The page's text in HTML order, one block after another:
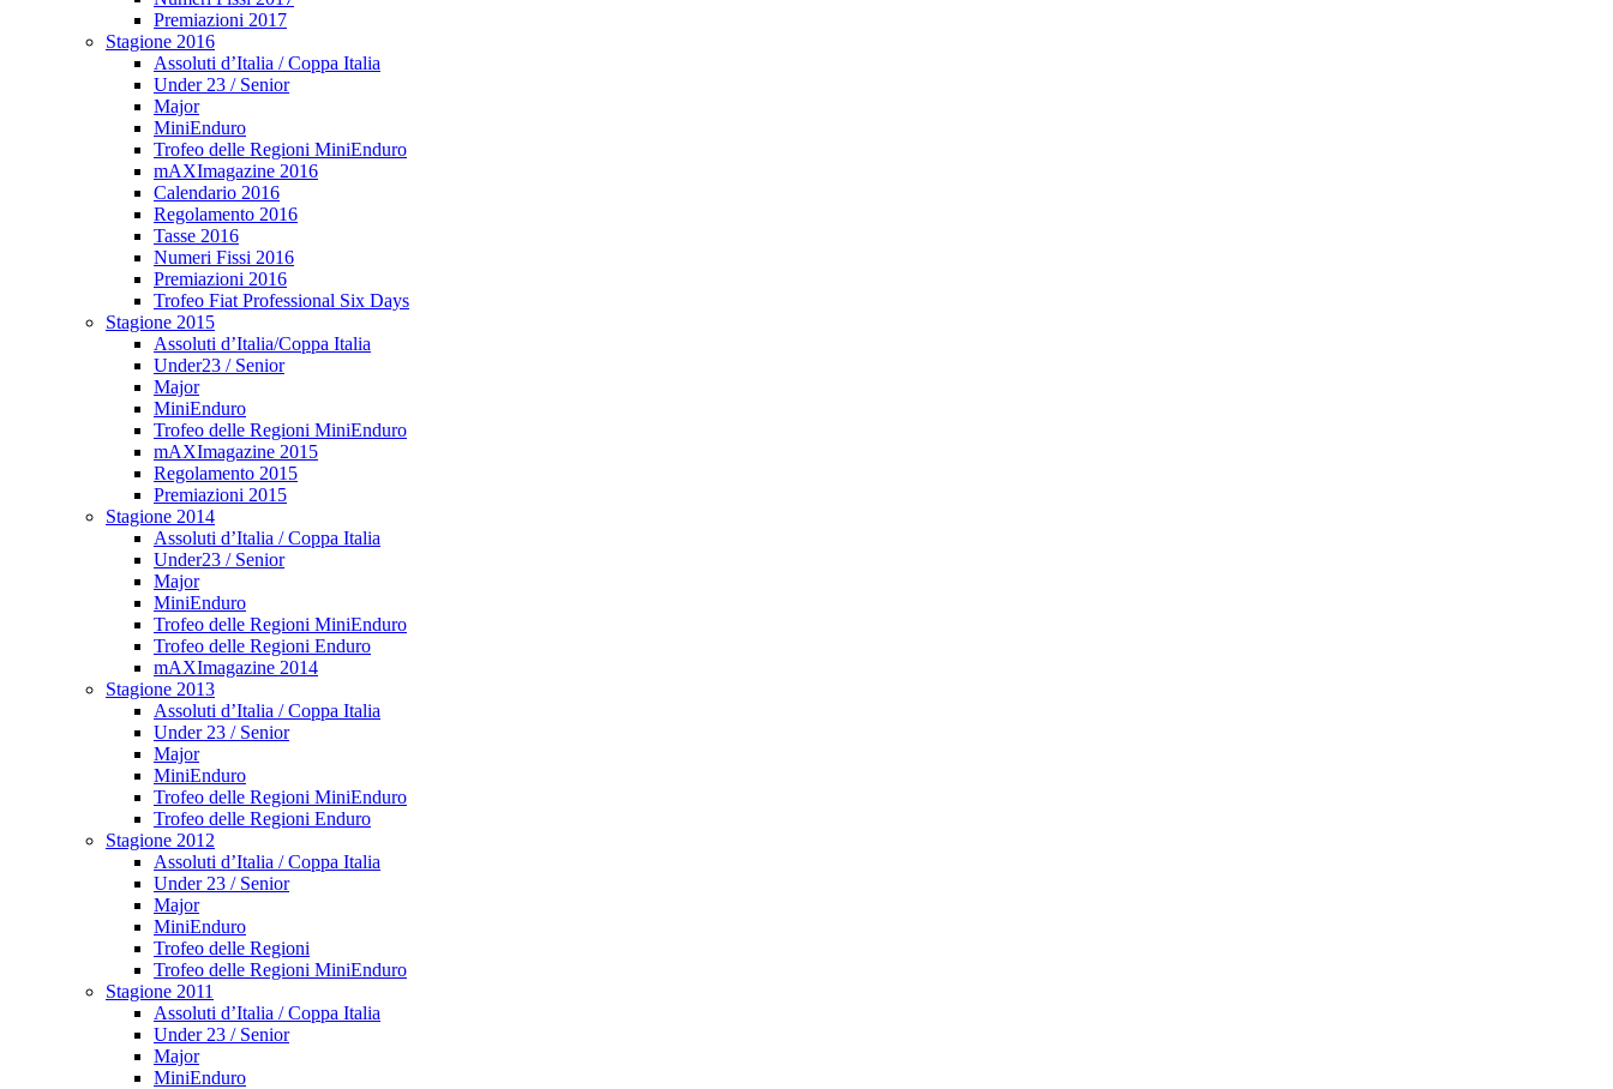
Premiazioni 2017
Stagione 2016
Assoluti d’Italia / Coppa Italia
Under 23 / Senior
Major
MiniEnduro
Trofeo delle Regioni MiniEnduro
mAXImagazine 2016
Calendario 2016
Regolamento 2016
Tasse 2016
Numeri Fissi 2016
Premiazioni 2016
Trofeo Fiat Professional Six Days
Stagione 2015
Assoluti d’Italia/Coppa Italia
Under23 / Senior
Major
MiniEnduro
Trofeo delle Regioni MiniEnduro
mAXImagazine 2015
Regolamento 2015
Premiazioni 2015
Stagione 2014
Assoluti d’Italia / Coppa Italia
Under23 / Senior
Major
MiniEnduro
Trofeo delle Regioni MiniEnduro
Trofeo delle Regioni Enduro
mAXImagazine 2014
Stagione 2013
Assoluti d’Italia / Coppa Italia
Under 23 / Senior
Major
MiniEnduro
Trofeo delle Regioni MiniEnduro
Trofeo delle Regioni Enduro
Stagione 2012
Assoluti d’Italia / Coppa Italia
Under 23 / Senior
Major
MiniEnduro
Trofeo delle Regioni
Trofeo delle Regioni MiniEnduro
Stagione 2011
Assoluti d’Italia / Coppa Italia
Under 23 / Senior
Major
MiniEnduro